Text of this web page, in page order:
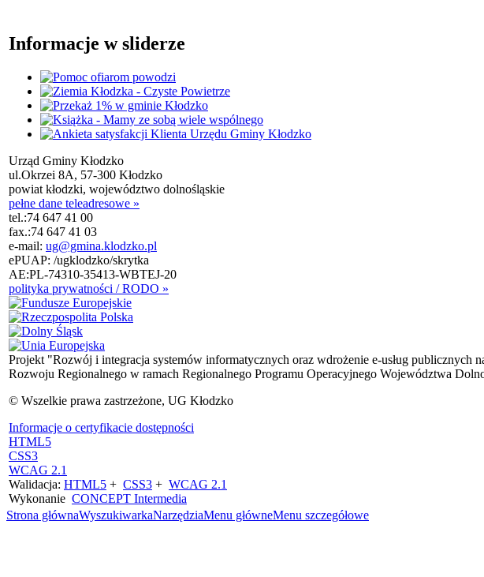
Informacje w sliderze
Urząd Gminy Kłodzko
ul.Okrzei 8A, 57-300 Kłodzko
powiat kłodzki, województwo dolnośląskie
pełne dane teleadresowe »
tel.:74 647 41 00
fax.:74 647 41 03
e-mail: ug@gmina.klodzko.pl
ePUAP: /ugklodzko/skrytka
AE:PL-74310-35413-WBTEJ-20
polityka prywatności / RODO »
Projekt "Rozwój i integracja systemów informatycznych oraz wdrożenie e-usług publicznych
Rozwoju Regionalnego w ramach Regionalnego Programu Operacyjnego Województwa
© Wszelkie prawa zastrzeżone, UG Kłodzko
Informacje o certyfikacie dostępności
HTML5
CSS3
WCAG 2.1
Walidacja: HTML5 + CSS3 + WCAG 2.1
Wykonanie CONCEPT Intermedia
Strona głównaWyszukiwarkaNarzędziaMenu główneMenu szczegółowe